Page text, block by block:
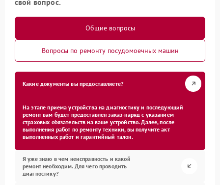
Общие вопросы
Вопросы по ремонту посудомоечных машин
Какие документы вы предоставляете?
На этапе приема устройства на диагностику и последующий
ремонт вам будет предоставлен заказ-наряд с указанием
страховых обязательств на ваше устройство. Далее, после
выполнения работ по ремонту техники, вы получите акт
выполненных работ и гарантийный талон.
Я уже знаю в чем неисправность и какой
ремонт необходим. Для чего проводить
диагностику?